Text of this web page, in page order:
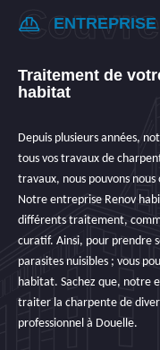
Traitement de
habitat
Depuis plusieurs années,
tous vos travaux de
travaux, nous pouvons
Notre entreprise Renov
différents traitement,
curatif. Ainsi, pour prendre
parasites nuisibles ; vous
habitat. Sachez que, notre
traiter la charpente de
professionnel à Douelle.